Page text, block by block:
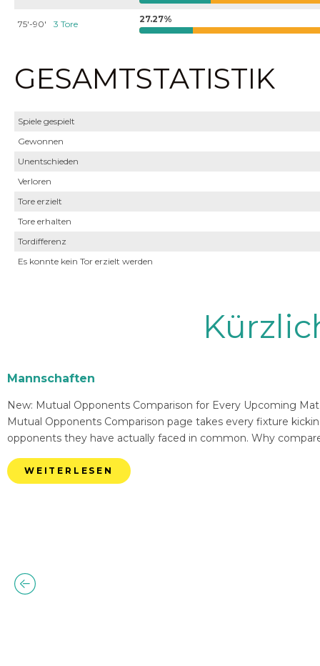
75'-90' 3 Tore 27.27%
GESAMTSTATISTIK
Spiele gespielt
Gewonnen
Unentschieden
Verloren
Tore erzielt
Tore erhalten
Tordifferenz
Es konnte kein Tor erzielt werden
Mannschaften
New: Mutual Opponents Comparison for Every Upcoming
Mutual Opponents Comparison page takes every fixture
opponents they have actually faced in common. Why
WEITERLESEN